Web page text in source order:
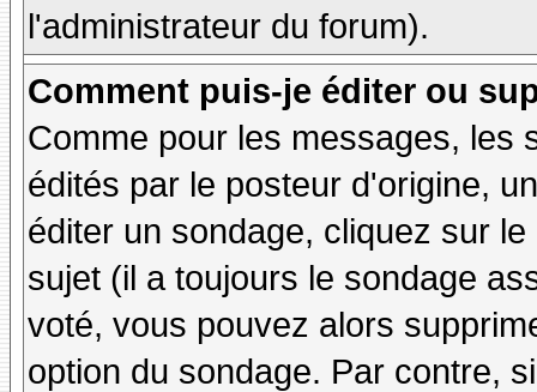
l'administrateur du forum).
Comment puis-je éditer ou
Comme pour les messages, les
édités par le posteur d'origine,
éditer un sondage, cliquez sur
sujet (il a toujours le sondage
voté, vous pouvez alors
option du sondage. Par contre,